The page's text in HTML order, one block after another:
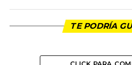
TE PODRÍA